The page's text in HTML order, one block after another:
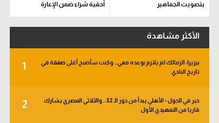
بتصويت الجماهير
أحقية شراء ضمن الإعارة
الأكثر مشاهدة
1
بيزيرا: الزمالك لم يلتزم بوعده معي.. وكنت سأصبح أغلى صفقة في
تاريخ النادي
2
خبر في الجول - الأهلي يبدأ من دور الـ 32.. والثلاثي المصري يشارك
قاريا من التمهيدي الأول